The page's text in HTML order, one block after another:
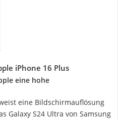
iPhone 16 Plus
eine hohe
eine Bildschirmauflösung
Galaxy S24 Ultra von Samsung